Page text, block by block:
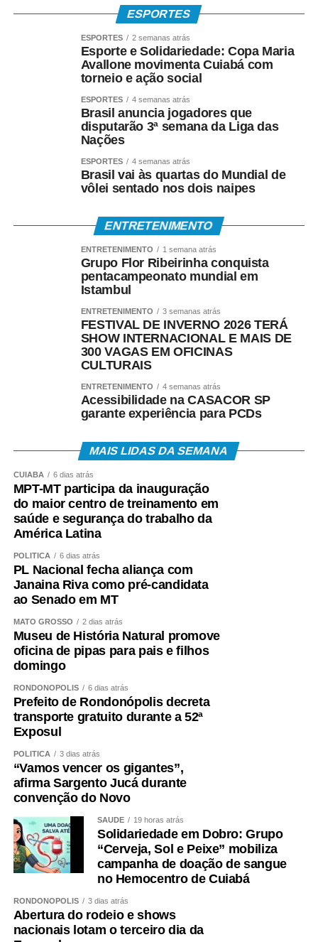
ESPORTES
ESPORTES 2 semanas atrás
Esporte e Solidariedade: Copa Maria
Avallone movimenta Cuiabá com
torneio e ação social
ESPORTES 4 semanas atrás
Brasil anuncia jogadores que
disputarão 3ª semana da Liga das
Nações
ESPORTES 4 semanas atrás
Brasil vai às quartas do Mundial de
vôlei sentado nos dois naipes
ENTRETENIMENTO
ENTRETENIMENTO 1 semana atrás
Grupo Flor Ribeirinha conquista
pentacampeonato mundial em
Istambul
ENTRETENIMENTO 3 semanas atrás
FESTIVAL DE INVERNO 2026 TERÁ
SHOW INTERNACIONAL E MAIS DE
300 VAGAS EM OFICINAS
CULTURAIS
ENTRETENIMENTO 4 semanas atrás
Acessibilidade na CASACOR SP
garante experiência para PCDs
MAIS LIDAS DA SEMANA
CUIABÁ 6 dias atrás
MPT-MT participa da inauguração
do maior centro de treinamento em
saúde e segurança do trabalho da
América Latina
POLÍTICA 6 dias atrás
PL Nacional fecha aliança com
Janaina Riva como pré-candidata
ao Senado em MT
MATO GROSSO 2 dias atrás
Museu de História Natural promove
oficina de pipas para pais e filhos
domingo
RONDONÓPOLIS 6 dias atrás
Prefeito de Rondonópolis decreta
transporte gratuito durante a 52ª
Exposul
POLÍTICA 3 dias atrás
“Vamos vencer os gigantes”,
afirma Sargento Jucá durante
convenção do Novo
SAÚDE 19 horas atrás
Solidariedade em Dobro: Grupo
“Cerveja, Sol e Peixe” mobiliza
campanha de doação de sangue
no Hemocentro de Cuiabá
RONDONÓPOLIS 3 dias atrás
Abertura do rodeio e shows
nacionais lotam o terceiro dia da